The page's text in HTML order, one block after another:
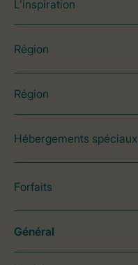
L’inspiration
Région
Région
Hébergements spéciaux
Forfaits
Général